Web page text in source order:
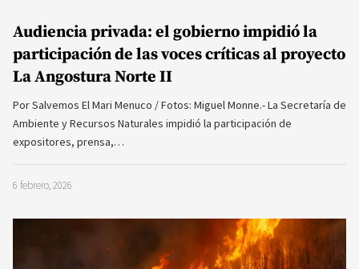
Audiencia privada: el gobierno impidió la
participación de las voces críticas al proyecto
La Angostura Norte II
Por Salvemos El Mari Menuco / Fotos: Miguel Monne.- La Secretaría de
Ambiente y Recursos Naturales impidió la participación de
expositores, prensa,…
6 febrero, 2026